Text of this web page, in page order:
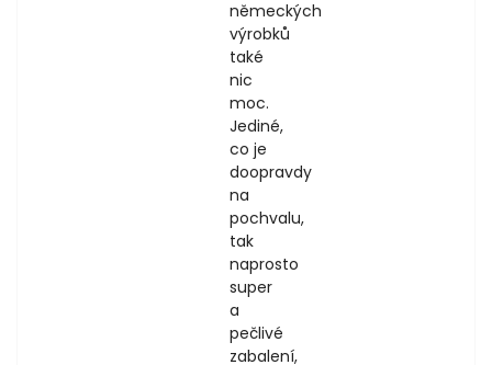
německých
výrobků
také
nic
moc.
Jediné,
co je
doopravdy
na
pochvalu,
tak
naprosto
super
a
pečlivé
zabalení,